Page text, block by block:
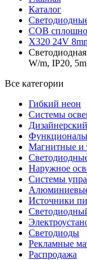
Каталог
COB
X320 24V
W/m, IP20,
Все категории
Гибкий неон
Системы
Магнитные и
Наружное
Системы
Источники
Светодиоды
Рекламные
Распродажа